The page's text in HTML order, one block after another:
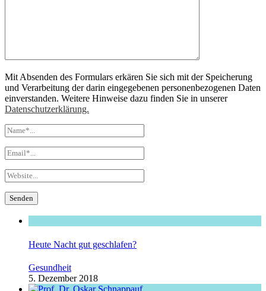
Mit Absenden des Formulars erkären Sie sich mit der Speicherung
und Verarbeitung der darin eingegebenen personenbezogenen Daten
einverstanden. Weitere Hinweise dazu finden Sie in unserer
Datenschutzerklärung.
Heute Nacht gut geschlafen?
Gesundheit
5. Dezember 2018